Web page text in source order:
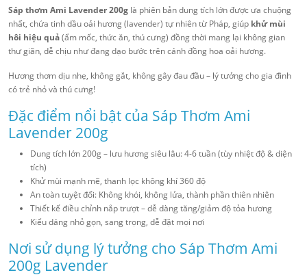
Sáp thơm Ami Lavender 200g là phiên bản dung tích lớn được ưa chuộng
nhất, chứa tinh dầu oải hương (lavender) tự nhiên từ Pháp, giúp khử mùi
hôi hiệu quả(ẩm mốc, thức ăn, thú cưng) đồng thời mang lại không gian
thư giãn, dễ chịu như đang dạo bước trên cánh đồng hoa oải hương.
Hương thơm dịu nhẹ, không gắt, không gây đau đầu – lý tưởng cho gia đình
có trẻ nhỏ và thú cưng!
Đặc điểm nổi bật của Sáp Thơm Ami
Lavender 200g
Dung tích lớn 200g – lưu hương siêu lâu: 4-6 tuần (tùy nhiệt độ & diện
tích)
Khử mùi mạnh mẽ, thanh lọc không khí 360 độ
An toàn tuyệt đối: Không khói, không lửa, thành phần thiên nhiên
Thiết kế điều chỉnh nắp trượt – dễ dàng tăng/giảm độ tỏa hương
Kiểu dáng nhỏ gọn, sang trọng, dễ đặt mọi nơi
Nơi sử dụng lý tưởng cho Sáp Thơm Ami
200g Lavender